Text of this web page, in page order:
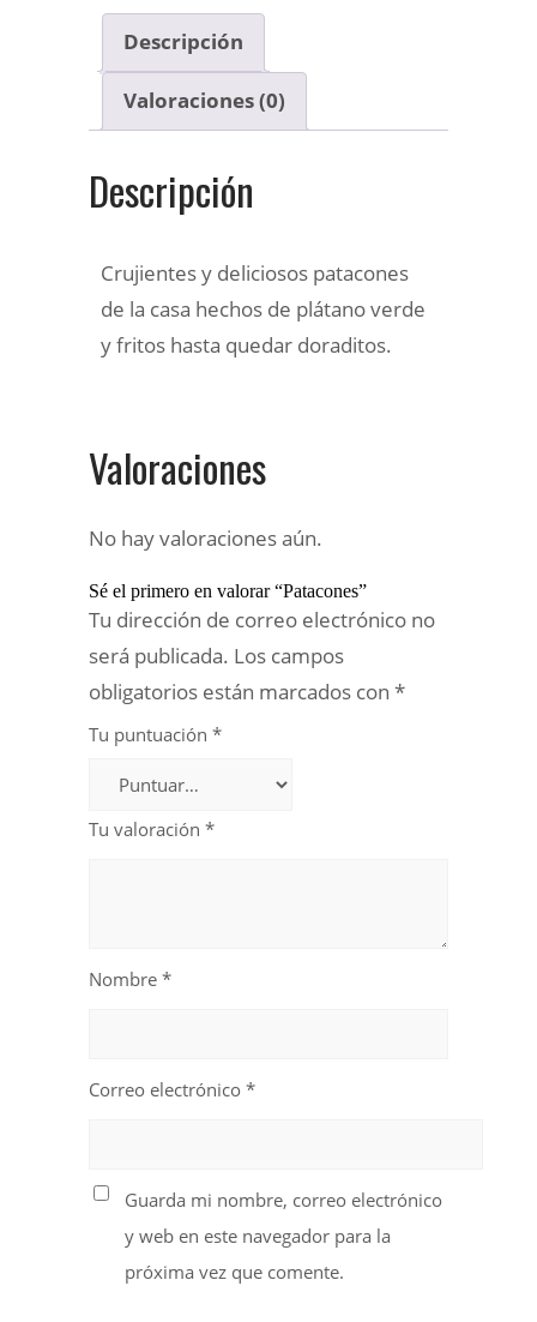
Descripción
Valoraciones (0)
Descripción
Crujientes y deliciosos patacones
de la casa hechos de plátano verde
y fritos hasta quedar doraditos.
Valoraciones
No hay valoraciones aún.
Sé el primero en valorar “Patacones”
Tu dirección de correo electrónico no
será publicada. Los campos
obligatorios están marcados con *
Tu puntuación *
Tu valoración *
Nombre *
Correo electrónico *
Guarda mi nombre, correo electrónico
y web en este navegador para la
próxima vez que comente.